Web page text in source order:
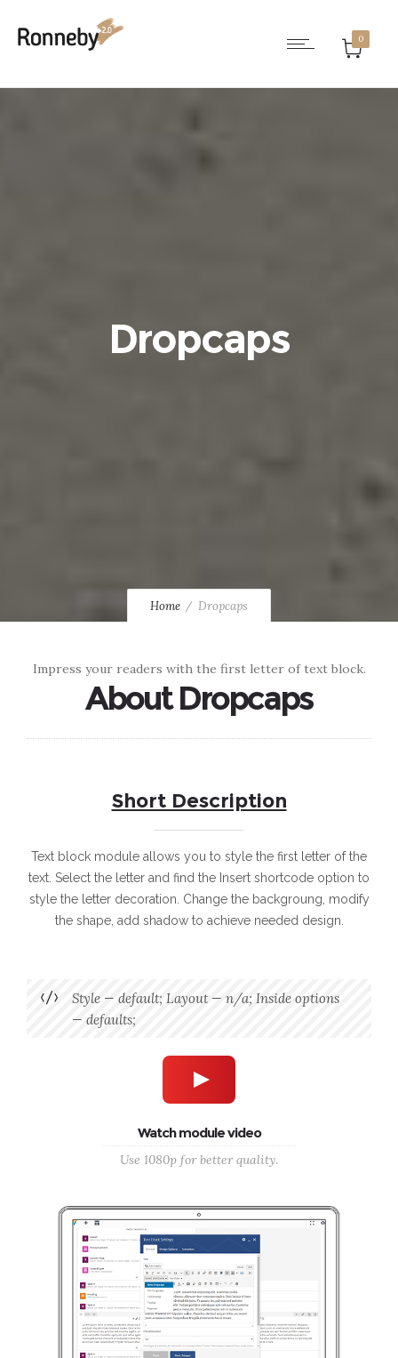
0
Dropcaps
Home Dropcaps
Impress your readers with the first letter of text block.
About Dropcaps
Short Description
Text block module allows you to style the first letter of the
text. Select the letter and find the Insert shortcode option to
style the letter decoration. Change the backgroung, modify
the shape, add shadow to achieve needed design.
Style — default; Layout — n/a; Inside options
— defaults;
Watch module video
Use 1080p for better quality.